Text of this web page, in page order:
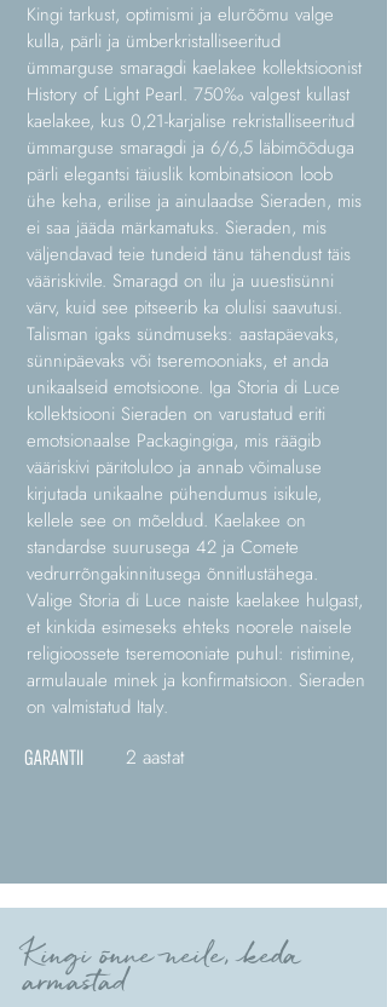
Kingi tarkust, optimismi ja elurõõmu valge
kulla, pärli ja ümberkristalliseeritud
ümmarguse smaragdi kaelakee kollektsioonist
History of Light Pearl. 750‰ valgest kullast
kaelakee, kus 0,21-karjalise rekristalliseeritud
ümmarguse smaragdi ja 6/6,5 läbimõõduga
pärli elegantsi täiuslik kombinatsioon loob
ühe keha, erilise ja ainulaadse Sieraden, mis
ei saa jääda märkamatuks. Sieraden, mis
väljendavad teie tundeid tänu tähendust täis
vääriskivile. Smaragd on ilu ja uuestisünni
värv, kuid see pitseerib ka olulisi saavutusi.
Talisman igaks sündmuseks: aastapäevaks,
sünnipäevaks või tseremooniaks, et anda
unikaalseid emotsioone. Iga Storia di Luce
kollektsiooni Sieraden on varustatud eriti
emotsionaalse Packagingiga, mis räägib
vääriskivi päritoluloo ja annab võimaluse
kirjutada unikaalne pühendumus isikule,
kellele see on mõeldud. Kaelakee on
standardse suurusega 42 ja Comete
vedrurrõngakinnitusega õnnitlustähega.
Valige Storia di Luce naiste kaelakee hulgast,
et kinkida esimeseks ehteks noorele naisele
religioossete tseremooniate puhul: ristimine,
armulauale minek ja konfirmatsioon. Sieraden
on valmistatud Italy.
GARANTII 2 aastat
Kingi õnne neile, keda
armastad